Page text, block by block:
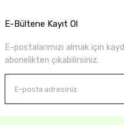
E-Bültene Kayıt Ol
E-postalarımızı almak için
abonelikten çıkabilirsiniz.